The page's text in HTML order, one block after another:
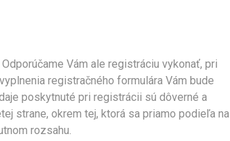
Vám ale registráciu vykonať, pri
registračného formulára Vám bude
poskytnuté pri registrácii sú dôverné a
strane, okrem tej, ktorá sa priamo podieľa na
rozsahu.